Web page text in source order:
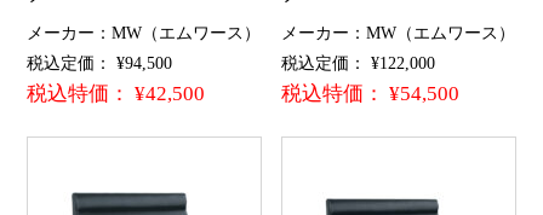
メーカー：MW（エムワース）
税込定価： ¥94,500
税込特価： ¥42,500
メーカー：MW（エムワース）
税込定価： ¥122,000
税込特価： ¥54,500